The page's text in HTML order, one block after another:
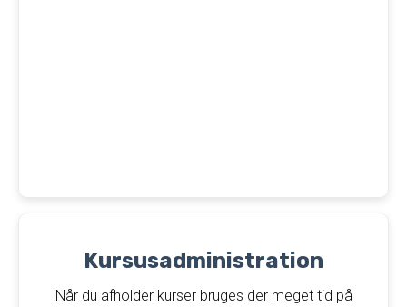
Kursusadministration
Når du afholder kurser bruges der meget tid på